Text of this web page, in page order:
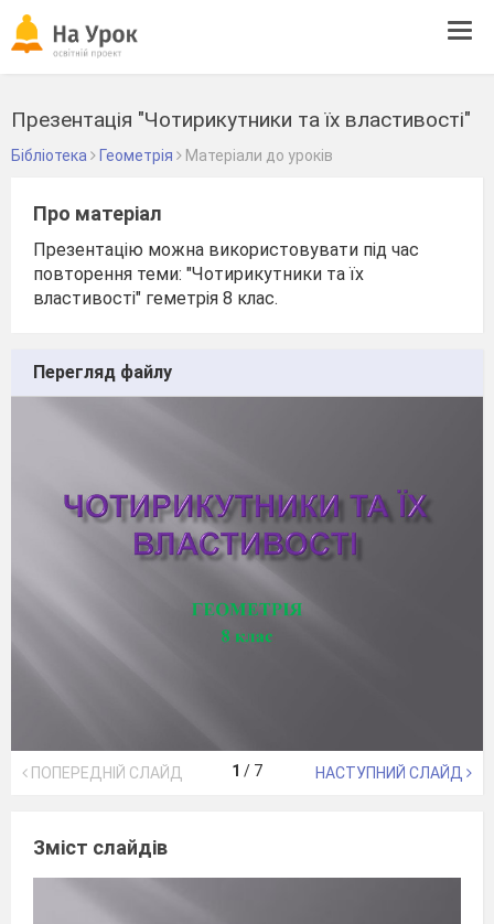
Презентація "Чотирикутники та їх властивості"
Бібліотека Геометрія Матеріали до уроків
Про матеріал
Презентацію можна використовувати під час
повторення теми: "Чотирикутники та їх
властивості" геметрія 8 клас.
Перегляд файлу
ПОПЕРЕДНІЙ СЛАЙД 1 / 7 НАСТУПНИЙ СЛАЙД
Зміст слайдів